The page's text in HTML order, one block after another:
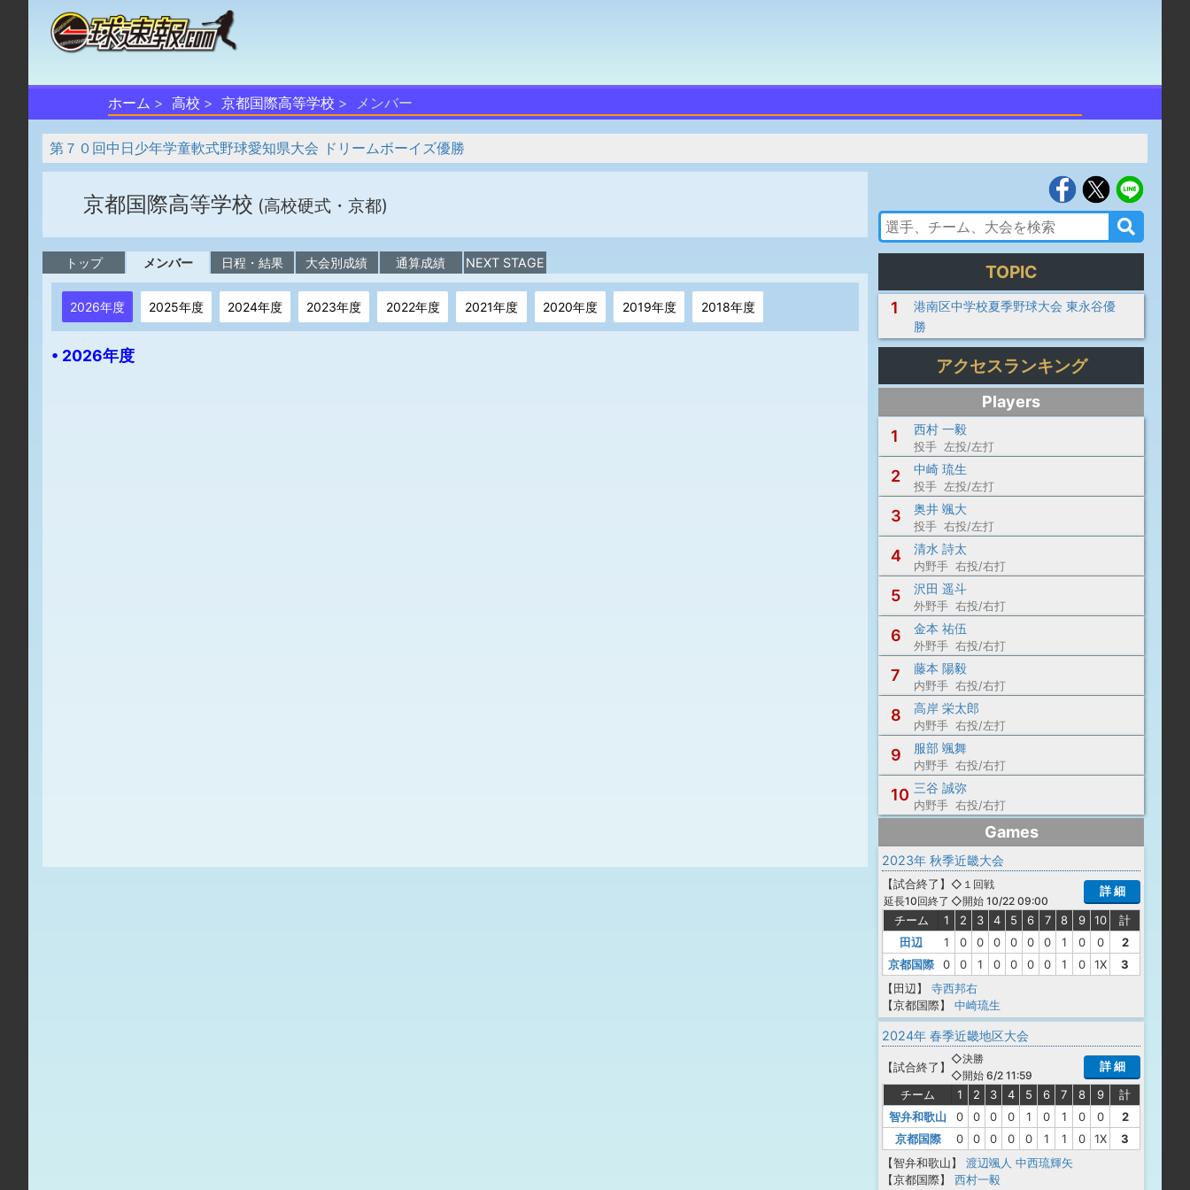
ホーム 高校 京都国際高等学校 メンバー
第７０回中日少年学童軟式野球愛知県大会 ドリームボーイズ優勝
京都国際高等学校 (高校硬式・京都)
トップ メンバー 日程・結果 大会別成績 通算成績 NEXT STAGE
2026年度 2025年度 2024年度 2023年度 2022年度 2021年度 2020年度 2019年度 2018年度
• 2026年度
TOPIC
1
港南区中学校夏季野球大会 東永谷優
勝
アクセスランキング
Players
1
西村 一毅
投手 左投/左打
2 中崎 琉生
投手 左投/左打
3 奥井 颯大
投手 右投/左打
4 清水 詩太
内野手 右投/右打
5 沢田 遥斗
外野手 右投/右打
6 金本 祐伍
外野手 右投/右打
7 藤本 陽毅
内野手 右投/右打
8 高岸 栄太郎
内野手 右投/左打
9 服部 颯舞
内野手 右投/右打
10 三谷 誠弥
内野手 右投/右打
Games
2023年 秋季近畿大会
【試合終了 】
延長10回終了
◇１回戦
◇開始 10/22 09:00
詳 細
チーム 1 2 3 4 5 6 7 8 9 10
計
田辺
1 0 0 0 0 0 0 1 0 0
2
京都国際
0 0 1 0 0 0 0 1 0 1X
3
【田辺】
寺西邦右
【京都国際】
中崎琉生
2024年 春季近畿地区大会
【試合終了 】
◇決勝
◇開始 6/2 11:59
詳 細
チーム 1 2 3 4 5 6 7 8 9
計
智弁和歌山
0 0 0 0 1 0 1 0 0
2
京都国際
0 0 0 0 0 1 1 0 1X
3
【智弁和歌山】
渡辺颯人 中西琉輝矢
【京都国際】
西村一毅